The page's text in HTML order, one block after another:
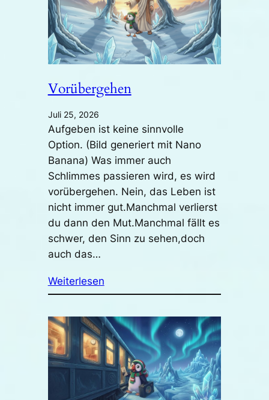
Vorübergehen
Juli 25, 2026
Aufgeben ist keine sinnvolle
Option. (Bild generiert mit Nano
Banana) Was immer auch
Schlimmes passieren wird, es wird
vorübergehen. Nein, das Leben ist
nicht immer gut.Manchmal verlierst
du dann den Mut.Manchmal fällt es
schwer, den Sinn zu sehen,doch
auch das…
Weiterlesen